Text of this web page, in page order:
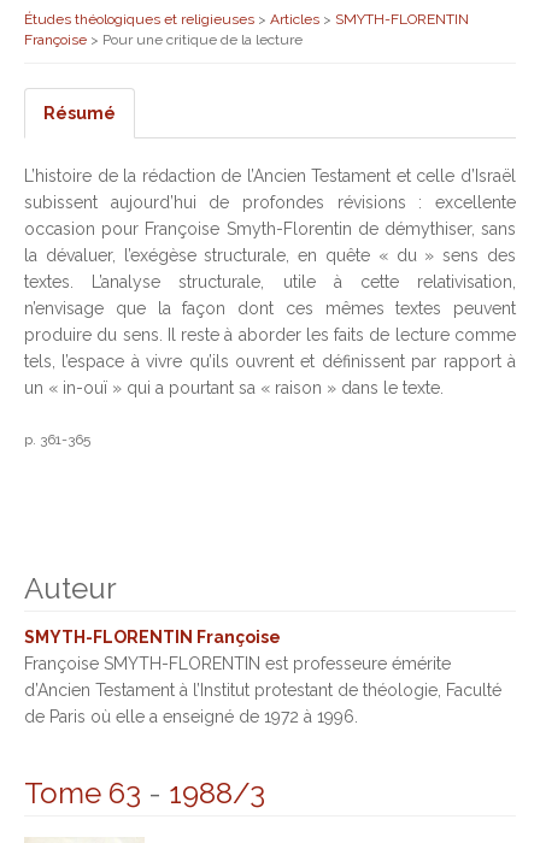
Études théologiques et religieuses > Articles > SMYTH-FLORENTIN
Françoise > Pour une critique de la lecture
Résumé
L’histoire de la rédaction de l’Ancien Testament et celle d’Israël
subissent aujourd’hui de profondes révisions : excellente
occasion pour Françoise Smyth-Florentin de démythiser, sans
la dévaluer, l’exégèse structurale, en quête « du » sens des
textes. L’analyse structurale, utile à cette relativisation,
n’envisage que la façon dont ces mêmes textes peuvent
produire du sens. Il reste à aborder les faits de lecture comme
tels, l’espace à vivre qu’ils ouvrent et définissent par rapport à
un « in-ouï » qui a pourtant sa « raison » dans le texte.
p. 361-365
Auteur
SMYTH-FLORENTIN Françoise
Françoise SMYTH-FLORENTIN est professeure émérite
d’Ancien Testament à l’Institut protestant de théologie, Faculté
de Paris où elle a enseigné de 1972 à 1996.
Tome 63 - 1988/3